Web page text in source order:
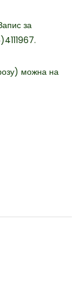
за
можна на